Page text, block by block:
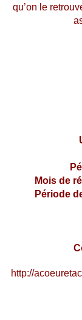
qu’on le
Mois de
Période
http://